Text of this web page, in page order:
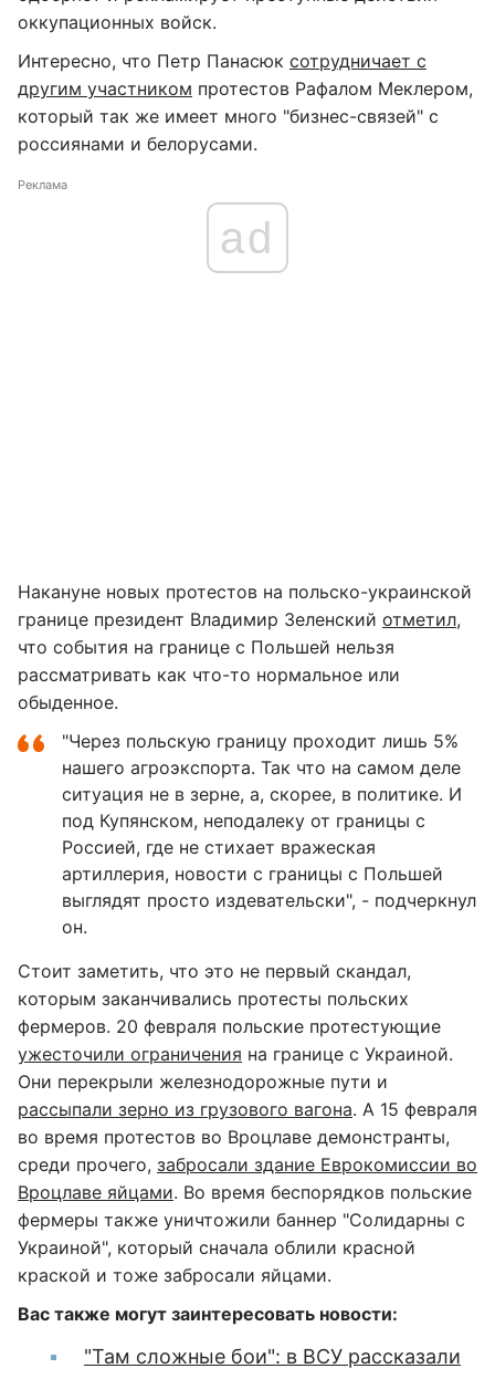
оккупационных войск.
Интересно, что Петр Панасюк сотрудничает с
другим участником протестов Рафалом Меклером,
который так же имеет много "бизнес-связей" с
россиянами и белорусами.
Реклама
ad
Накануне новых протестов на польско-украинской
границе президент Владимир Зеленский отметил,
что события на границе с Польшей нельзя
рассматривать как что-то нормальное или
обыденное.
"Через польскую границу проходит лишь 5%
нашего агроэкспорта. Так что на самом деле
ситуация не в зерне, а, скорее, в политике. И
под Купянском, неподалеку от границы с
Россией, где не стихает вражеская
артиллерия, новости с границы с Польшей
выглядят просто издевательски", - подчеркнул
он.
Стоит заметить, что это не первый скандал,
которым заканчивались протесты польских
фермеров. 20 февраля польские протестующие
ужесточили ограничения на границе с Украиной.
Они перекрыли железнодорожные пути и
рассыпали зерно из грузового вагона. А 15 февраля
во время протестов во Вроцлаве демонстранты,
среди прочего, забросали здание Еврокомиссии во
Вроцлаве яйцами. Во время беспорядков польские
фермеры также уничтожили баннер "Солидарны с
Украиной", который сначала облили красной
краской и тоже забросали яйцами.
Вас также могут заинтересовать новости:
"Там сложные бои": в ВСУ рассказали